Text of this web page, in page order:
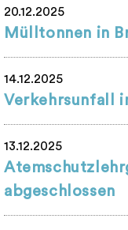
20.12.2025
Mülltonnen in
14.12.2025
Verkehrsunfall
13.12.2025
abgeschlossen